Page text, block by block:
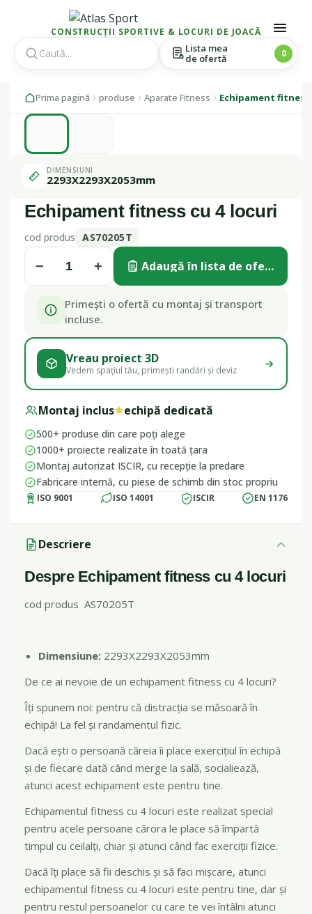
CONSTRUCȚII SPORTIVE & LOCURI DE JOACĂ
Lista mea
de ofertă
0
navigation
content
Prima pagină produse Aparate Fitness Echipament fitness
1 / 2
DIMENSIUNI
2293X2293X2053mm
Echipament fitness cu 4 locuri
cod produs AS70205T
− + Adaugă în lista de ofertă
Primești o ofertă cu montaj și transport
incluse.
Vreau proiect 3D
Vedem spațiul tău, primești randări și deviz
Montaj inclus echipă dedicată
500+ produse din care poți alege
1000+ proiecte realizate în toată țara
Montaj autorizat ISCIR, cu recepție la predare
Fabricare internă, cu piese de schimb din stoc propriu
ISO 9001 ISO 14001 ISCIR EN 1176
Descriere
Despre Echipament fitness cu 4 locuri
cod produs AS70205T
Dimensiune: 2293X2293X2053mm
De ce ai nevoie de un echipament fitness cu 4 locuri?
Îți spunem noi: pentru că distracția se măsoară în
echipă! La fel și randamentul fizic.
Dacă ești o persoană căreia îi place exercițiul în echipă
și de fiecare dată când merge la sală, socialiează,
atunci acest echipament este pentru tine.
Echipamentul fitness cu 4 locuri este realizat special
pentru acele persoane cărora le place să împartă
timpul cu ceilalți, chiar și atunci când fac exerciții fizice.
Dacă îți place să fii deschis și să faci mișcare, atunci
echipamentul fitness cu 4 locuri este pentru tine, dar și
pentru restul persoanelor cu care te vei întâlni atunci